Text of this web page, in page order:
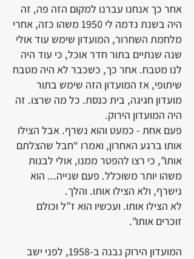
אחר כך אנחנו עברנו למקום הזה פה, זה
היה בשנת נדמה לי 1950 משהו כזה, אחרי
מלחמת השחרור, המועדון שימש עוד אולי
שנה שנתיים בתור חדר אוכל, כי עוד היה
לנו מטבח. אחר כך, כשכבר לא היה מטבח
שיתופי, אז המועדון הזה שימש בתור
מועדון חגיגה, בית כנסת. כל מה שרצו. זה
היה המועדון הירוק.
פעם אחת - כמעט והוא נשרף. אבל הצילו
אותו ברגע האחרון, ואמרו “חבל שהצלתם
אותו”, כי רצו להפטר ממנו, אולי לבנות
משהו יותר משוכלל. פעם שנייה... הוא
נישרף, ולא הצילו אותו. והלך.
לא הצילו אותו. ועכשיו הוא ז”ל וכולם
זוכרים אותו".
המועדון הירוק נבנה ב-1958, לפני ישב